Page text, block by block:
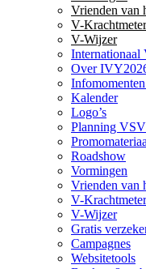
Vrienden van
V-Krachtmeter
V-Wijzer
Over
Kalender
Logo’s
Planning
Roadshow
Vormingen
Vrienden van
V-Krachtmeter
V-Wijzer
Gratis
Campagnes
Websitetools